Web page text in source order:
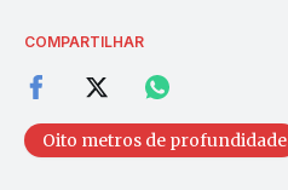
COMPARTILHAR
Oito metros de profundidade